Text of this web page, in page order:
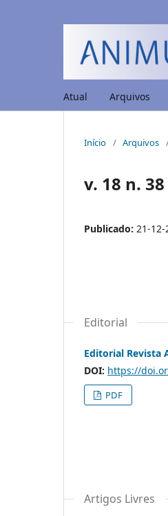
Atual Arquivos
Início / Arquivos
v. 18 n.
Publicado: 21-12-
Editorial
Editorial Revista
DOI: https://
PDF
Artigos Livres